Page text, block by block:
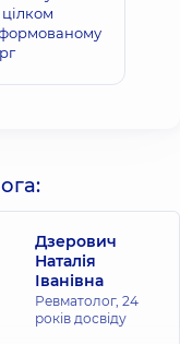
цілком
Дзерович
Наталія
Іванівна
Ревматолог, 24
років досвіду